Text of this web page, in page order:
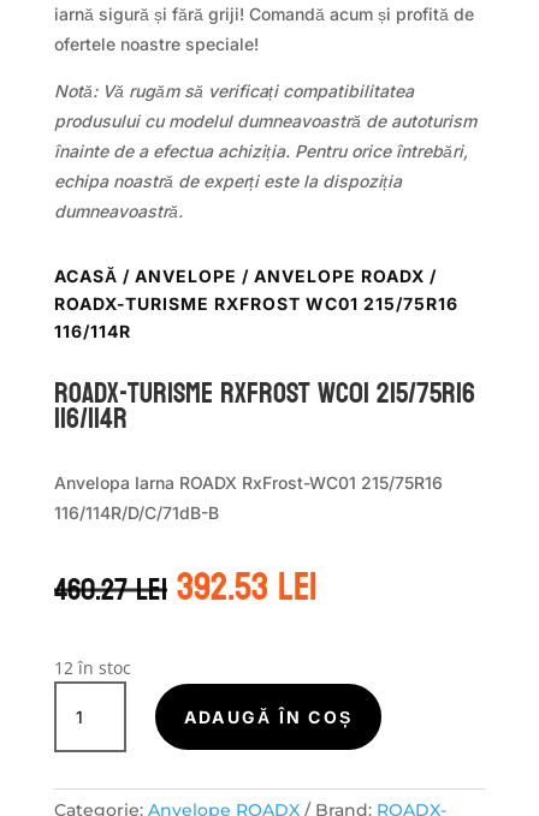
iarnă sigură și fără griji! Comandă acum și profită de
ofertele noastre speciale!
Notă: Vă rugăm să verificați compatibilitatea
produsului cu modelul dumneavoastră de autoturism
înainte de a efectua achiziția. Pentru orice întrebări,
echipa noastră de experți este la dispoziția
dumneavoastră.
ACASĂ / ANVELOPE / ANVELOPE ROADX /
ROADX-TURISME RXFROST WC01 215/75R16
116/114R
ROADX-TURISME RXFROST WC01 215/75R16
116/114R
Anvelopa Iarna ROADX RxFrost-WC01 215/75R16
116/114R/D/C/71dB-B
460.27leiPrețul
inițial
460.27 lei.
392.53leiPrețul
curent
12 în stoc
Cantitate
ROADX-
TURISME
WC01
ADAUGĂ ÎN COȘ
Categorie: Anvelope ROADX Brand: ROADX-